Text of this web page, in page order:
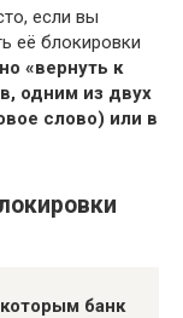
если вы
её блокировки
«вернуть к
одним из двух
слово) или в
банк